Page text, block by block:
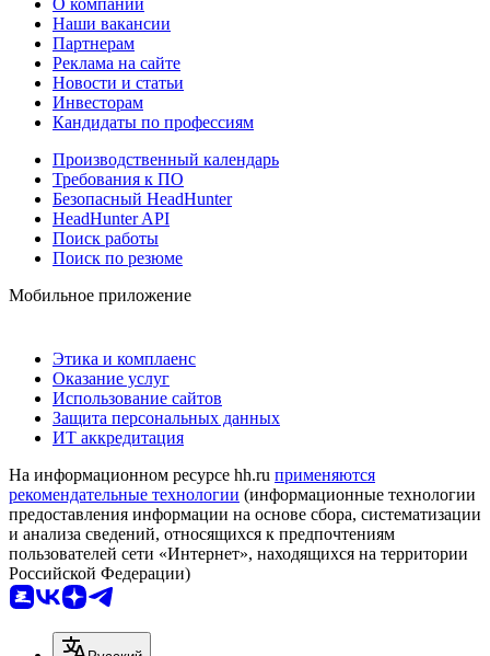
Наши вакансии
Партнерам
Реклама на сайте
Новости и статьи
Инвесторам
Кандидаты по профессиям
Производственный календарь
Требования к ПО
Безопасный HeadHunter
HeadHunter API
Поиск работы
Поиск по резюме
Мобильное приложение
Этика и комплаенс
Оказание услуг
Использование сайтов
Защита персональных данных
ИТ аккредитация
На информационном ресурсе hh.ru применяются
рекомендательные технологии (информационные технологии
предоставления информации на основе сбора, систематизации
и анализа сведений, относящихся к предпочтениям
пользователей сети «Интернет», находящихся на территории
Российской Федерации)